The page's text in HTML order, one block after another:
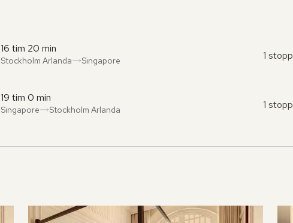
16 tim 20 min
Från:
Stockholm Arlanda
,till: Singapore 1 stopp
19 tim 0 min
Från:
Singapore
,till: Stockholm Arlanda 1 stopp